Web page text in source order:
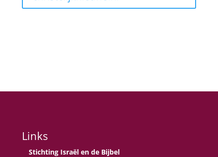
Links
Stichting Israël en de Bijbel